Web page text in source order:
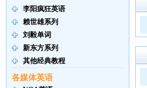
李阳疯狂英语
赖世雄系列
刘毅单词
新东方系列
其他经典教程
各媒体英语